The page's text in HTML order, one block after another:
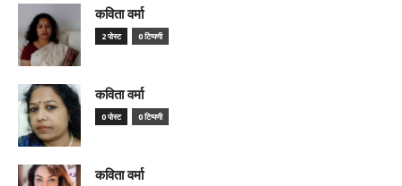
कविता वर्मा
2 पोस्ट 0 टिप्पणी
कविता वर्मा
0 पोस्ट 0 टिप्पणी
कविता वर्मा